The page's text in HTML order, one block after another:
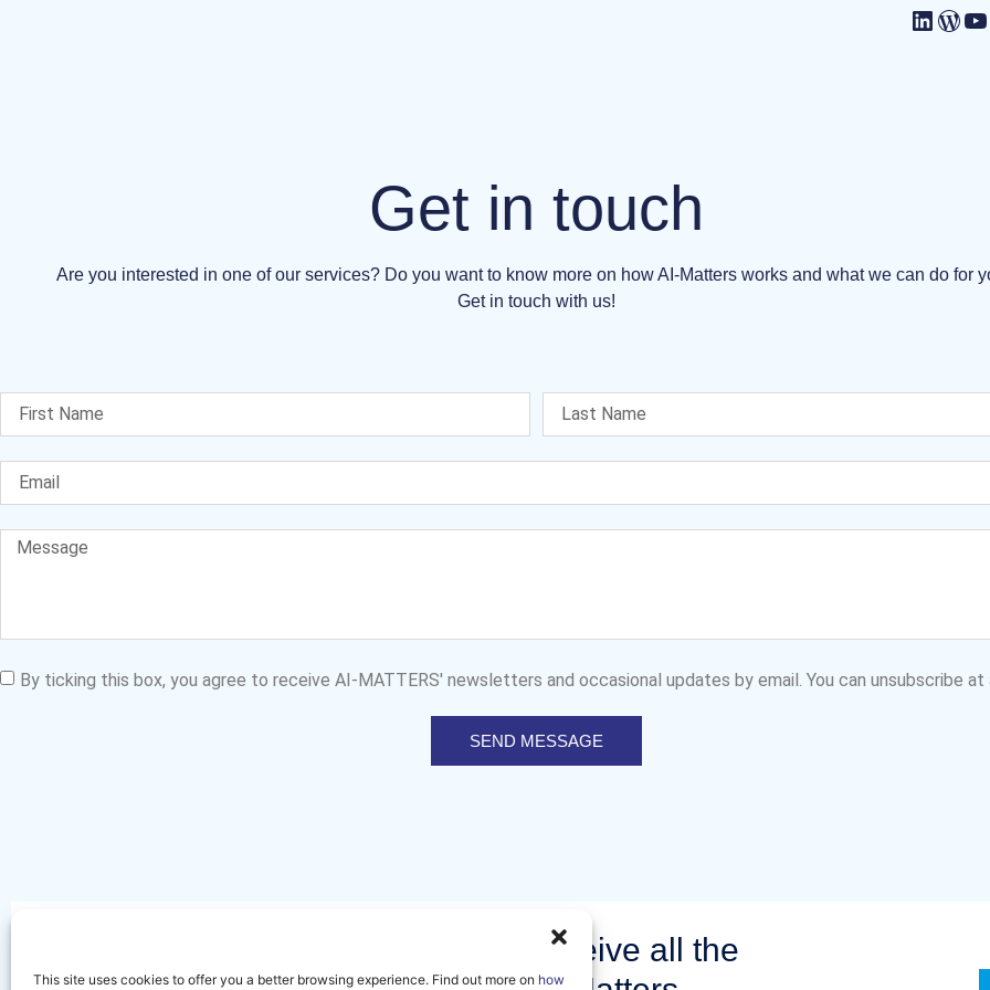
This site uses cookies to offer you a better browsing experience. Find out more on how
Get in touch
Are you interested in one of our services? Do you want to know more on how AI-Matters works and what we can do for
Get in touch with us!
By ticking this box, you agree to receive AI-MATTERS' newsletters and occasional updates by email. You can unsubscribe at
SEND MESSAGE
Sign up for our newsletter to receive all the